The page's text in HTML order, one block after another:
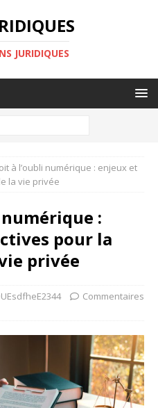
JURIDIQUES
à l’oubli numérique : enjeux et
la vie privée
:
pour la
privée
Commentaires